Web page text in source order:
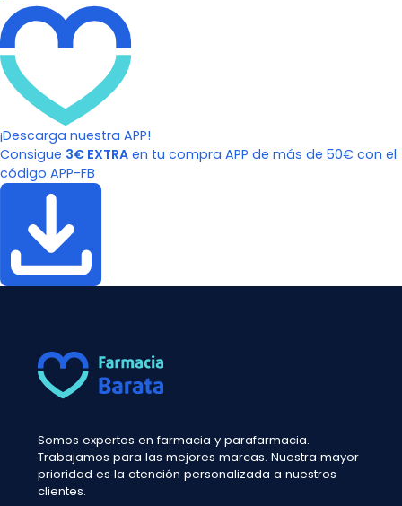
¡Descarga nuestra APP!
Consigue 3€ EXTRA en tu compra APP de más de 50€ con el
código APP-FB
Somos expertos en farmacia y parafarmacia.
Trabajamos para las mejores marcas. Nuestra mayor
prioridad es la atención personalizada a nuestros
clientes.